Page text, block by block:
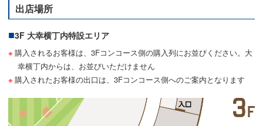
出店場所
3F 大幸横丁内特設エリア
購入されるお客様は、3Fコンコース側の購入列にお並びください。大
幸横丁内からは、お並びいただけません
購入されたお客様の出口は、3Fコンコース側へのご案内となります